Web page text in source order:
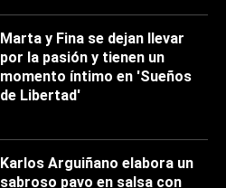
Marta y Fina se dejan llevar
por la pasión y tienen un
momento íntimo en 'Sueños
de Libertad'
Karlos Arguiñano elabora un
sabroso pavo en salsa con